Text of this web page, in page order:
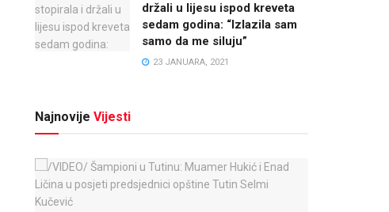
držali u lijesu ispod kreveta
sedam godina: “Izlazila sam
samo da me siluju”
23 JANUARA, 2021
Najnovije Vijesti